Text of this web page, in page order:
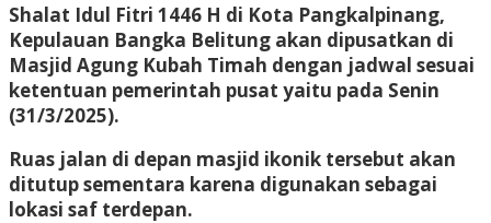
Shalat Idul Fitri 1446 H di Kota Pangkalpinang,
Kepulauan Bangka Belitung akan dipusatkan di
Masjid Agung Kubah Timah dengan jadwal sesuai
ketentuan pemerintah pusat yaitu pada Senin
(31/3/2025).
Ruas jalan di depan masjid ikonik tersebut akan
ditutup sementara karena digunakan sebagai
lokasi saf terdepan.